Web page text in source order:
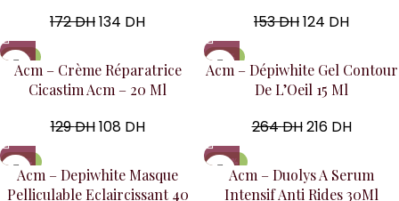
172DH134 DH 153DH124 DH
-16%
Acm – Crème Réparatrice
Cicastim Acm – 20 Ml
129DH108 DH
-18%
Acm – Dépiwhite Gel Contour
De L’Oeil 15 Ml
264DH216 DH
-14%
Acm – Depiwhite Masque
Pelliculable Eclaircissant 40
-34%
Acm – Duolys A Serum
Intensif Anti Rides 30Ml